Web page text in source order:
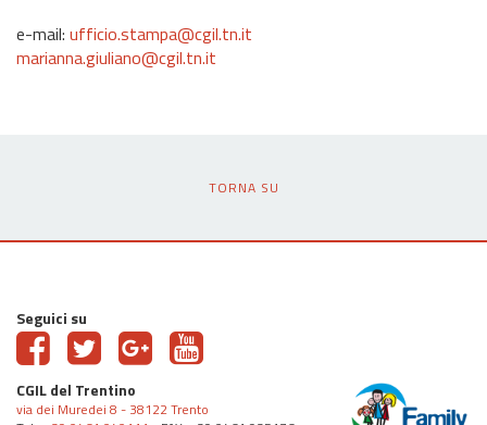
e-mail: ufficio.stampa@cgil.tn.it
marianna.giuliano@cgil.tn.it
TORNA SU
Seguici su
CGIL del Trentino
via dei Muredei 8 - 38122 Trento